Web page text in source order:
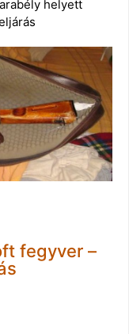
helyett
fegyver –